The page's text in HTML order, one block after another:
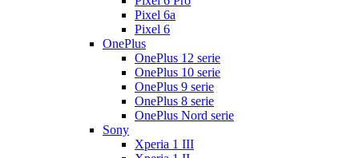
Pixel 6a
Pixel 6
OnePlus
OnePlus 12 serie
OnePlus 10 serie
OnePlus 9 serie
OnePlus 8 serie
OnePlus Nord serie
Sony
Xperia 1 III